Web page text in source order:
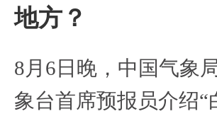
地方？
8月6日晚，中国气象
象台首席预报员介绍